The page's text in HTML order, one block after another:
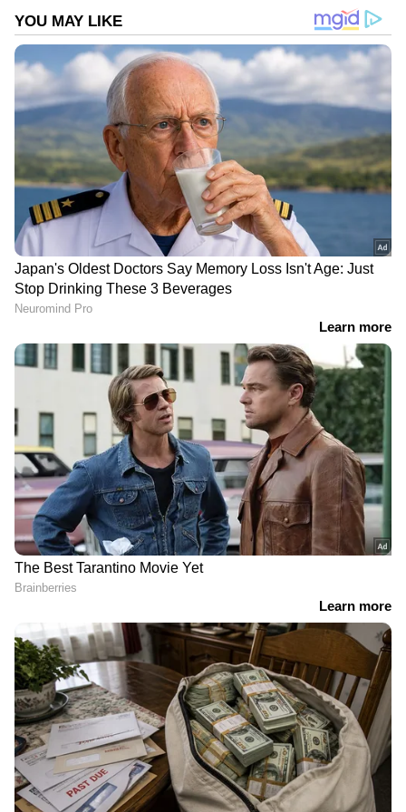
Related Articles
ധനലക്ഷ്മി DL 52 ലോട്ടറിയുടെ ഒരുകോടി
ആർക്ക് ? അറിയാം നറുക്കെടുപ്പ് ഫലം
ഇന്നത്തെ കാരുണ്യ പ്ലസ് KN 623 ലോട്ടറി
ഫലം പ്രഖ്യാപിച്ചു; അറിയാം ഭാ​ഗ്യ
നമ്പറുകൾ
RR 281074
സമാശ്വാസ സമ്മാനം- 5000 രൂപ
RN 281074
DOWNLOAD APP
RECOMMENDED STORIES